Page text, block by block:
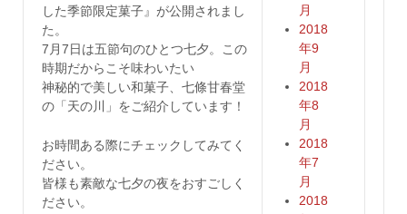
した季節限定菓子』が公開されまし
た。
7月7日は五節句のひとつ七夕。この
時期だからこそ味わいたい
神秘的で美しい和菓子、七條甘春堂
の「天の川」をご紹介しています！
お時間ある際にチェックしてみてく
ださい。
皆様も素敵な七夕の夜をおすごしく
ださい。
月
2018
年9
月
2018
年8
月
2018
年7
月
2018